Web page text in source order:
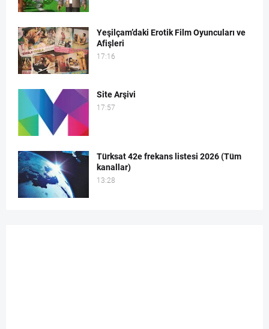
Yeşilçam’daki Erotik Film Oyuncuları ve
Afişleri
17:16
Site Arşivi
17:57
Türksat 42e frekans listesi 2026 (Tüm
kanallar)
13:28